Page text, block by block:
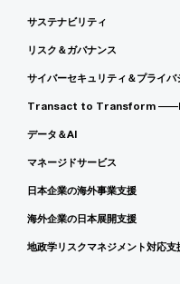
サステナビリティ
リスク＆ガバナンス
サイバーセキュリティ＆プライバ
Transact to Transform
データ＆AI
マネージドサービス
日本企業の海外事業支援
海外企業の日本展開支援
地政学リスクマネジメント対応支